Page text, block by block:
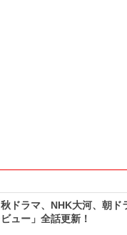
秋ドラマ、NHK大河、朝
ュー」全話更新！